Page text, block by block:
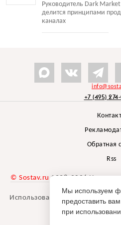
Руководитель Dark
делится принципами
каналах
+7 (495)
Обратная
Rss
© Sostav.ru 1998-2026
агентства
Использование материалов
указании
Мы используем
предоставить
при